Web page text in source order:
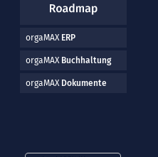
orgaMAX ERP
orgaMAX Buchhaltung
orgaMAX Dokumente